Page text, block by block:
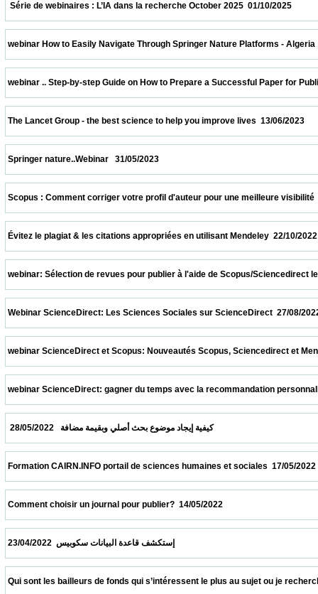
Série de webinaires : L’IA dans la recherche October 2025  01/
webinar How to Easily Navigate Through Springer Nature
webinar .. Step-by-step Guide on How to Prepare a Successful
The Lancet Group - the best science to help you improve lives
Springer nature..Webinar   31/05/2023
Scopus : Comment corriger votre profil d'auteur pour une
Évitez le plagiat & les citations appropriées en utilisant
webinar: Sélection de revues pour publier à l'aide de Scopus/
Webinar ScienceDirect: Les Sciences Sociales sur
webinar ScienceDirect et Scopus: Nouveautés Scopus,
webinar ScienceDirect: gagner du temps avec la recommandation
كيفية إيجاد موضوع بحث أصلي وبقيمة مضافة   28/05/2022
Formation CAIRN.INFO portail de sciences humaines et
Comment choisir un journal pour publier?  14/05/2022
Qui sont les bailleurs de fonds qui s’intéressent le plus au sujet